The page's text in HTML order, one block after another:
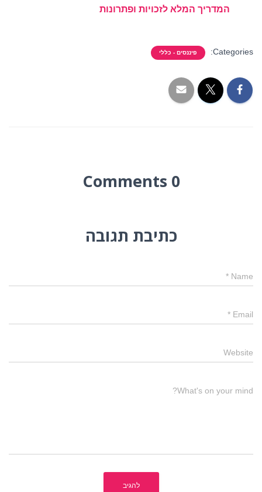
המדריך המלא לזכויות ופתרונות
Categories: פיננסים - כללי
0 Comments
כתיבת תגובה
Name
*
Email
*
Website
What's on your mind?